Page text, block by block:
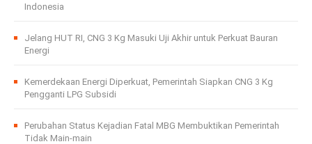
Indonesia
Jelang HUT RI, CNG 3 Kg Masuki Uji Akhir untuk Perkuat Bauran
Energi
Kemerdekaan Energi Diperkuat, Pemerintah Siapkan CNG 3 Kg
Pengganti LPG Subsidi
Perubahan Status Kejadian Fatal MBG Membuktikan Pemerintah
Tidak Main-main